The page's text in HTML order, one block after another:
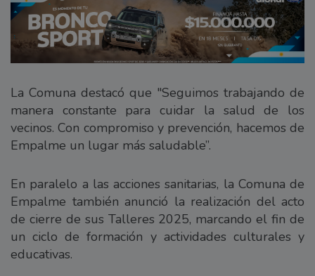
La Comuna destacó que "Seguimos trabajando de
manera constante para cuidar la salud de los
vecinos. Con compromiso y prevención, hacemos de
Empalme un lugar más saludable”.
En paralelo a las acciones sanitarias, la Comuna de
Empalme también anunció la realización del acto
de cierre de sus Talleres 2025, marcando el fin de
un ciclo de formación y actividades culturales y
educativas.